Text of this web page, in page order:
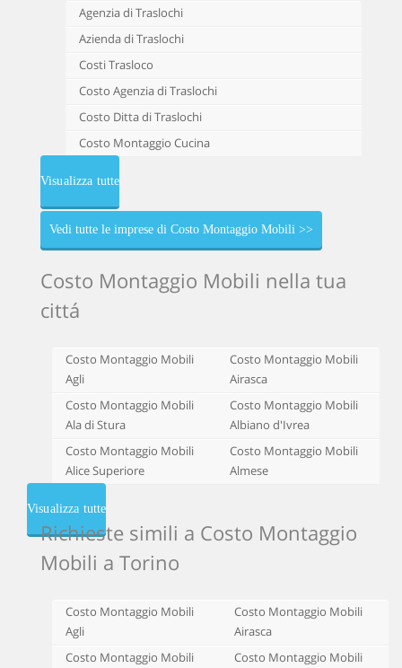
Agenzia di Traslochi
Azienda di Traslochi
Costi Trasloco
Costo Agenzia di Traslochi
Costo Ditta di Traslochi
Costo Montaggio Cucina
Visualizza tutte
Vedi tutte le imprese di Costo Montaggio Mobili >>
Costo Montaggio Mobili nella tua
cittá
Costo Montaggio Mobili
Agli
Costo Montaggio Mobili
Airasca
Costo Montaggio Mobili
Ala di Stura
Costo Montaggio Mobili
Albiano d'Ivrea
Costo Montaggio Mobili
Alice Superiore
Costo Montaggio Mobili
Almese
Visualizza tutte
Richieste simili a Costo Montaggio
Mobili a Torino
Costo Montaggio Mobili
Agli
Costo Montaggio Mobili
Airasca
Costo Montaggio Mobili
Costo Montaggio Mobili